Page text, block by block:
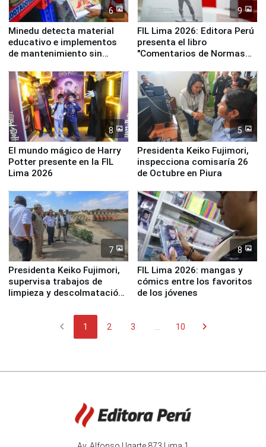
6
Minedu detecta material
educativo e implementos
de mantenimiento sin
la UGEL 2
9
FIL Lima 2026: Editora Perú
presenta el libro
"Comentarios de Normas
Derecho Colectivo"
8
El mundo mágico de Harry
Potter presente en la FIL
Lima 2026
5
Presidenta Keiko Fujimori,
inspecciona comisaría 26
de Octubre en Piura
7
Presidenta Keiko Fujimori,
supervisa trabajos de
limpieza y descolmatación
8
FIL Lima 2026: mangas y
cómics entre los favoritos
de los jóvenes
chevron_left 1 2 3 10 chevron_right